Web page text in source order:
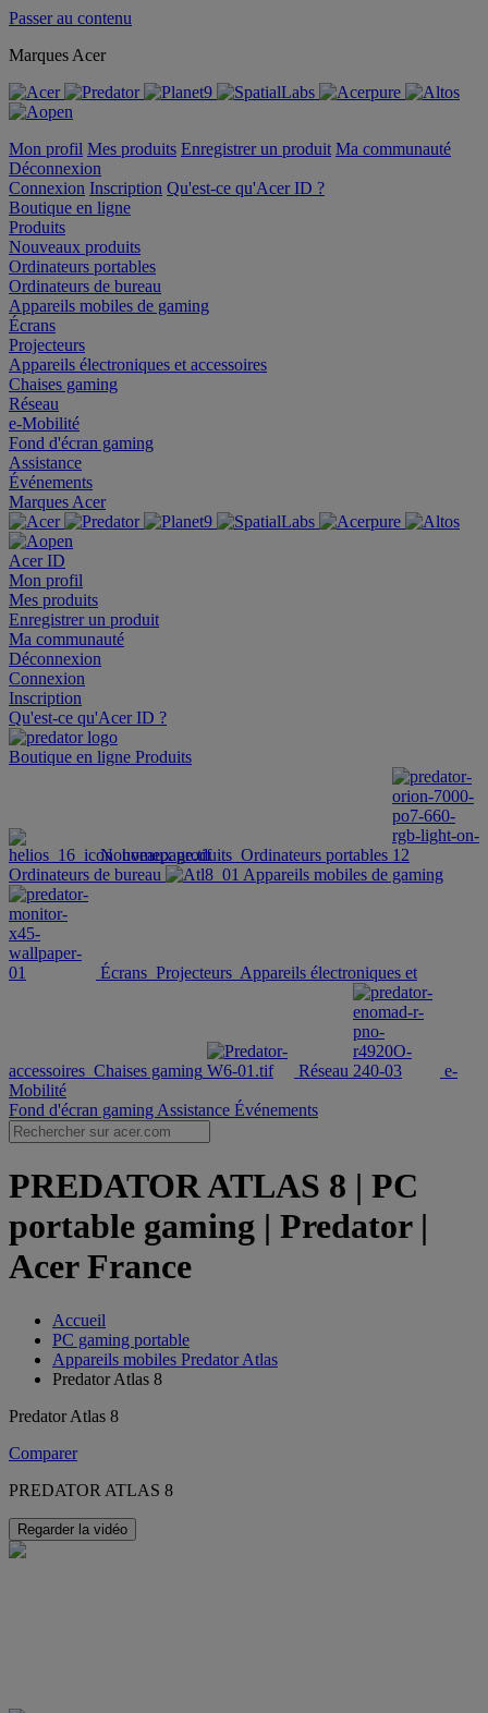
Passer au contenu
Marques Acer
Mon profil Mes produits Enregistrer un produit Ma communauté
Déconnexion
Connexion Inscription Qu'est-ce qu'Acer ID ?
Boutique en ligne
Produits
Nouveaux produits
Ordinateurs portables
Ordinateurs de bureau
Appareils mobiles de gaming
Écrans
Projecteurs
Appareils électroniques et accessoires
Chaises gaming
Réseau
e-Mobilité
Fond d'écran gaming
Assistance
Événements
Marques Acer
Acer ID
Mon profil
Mes produits
Enregistrer un produit
Ma communauté
Déconnexion
Connexion
Inscription
Qu'est-ce qu'Acer ID ?
Boutique en ligne Produits
Nouveaux produits Ordinateurs portables
Ordinateurs de bureau
Appareils mobiles de gaming
Écrans Projecteurs Appareils électroniques et
accessoires Chaises gaming Réseau
e-
Mobilité
Fond d'écran gaming Assistance Événements
PREDATOR ATLAS 8 | PC
portable gaming | Predator |
Acer France
Accueil
PC gaming portable
Appareils mobiles Predator Atlas
Predator Atlas 8
Predator Atlas 8
Comparer
PREDATOR ATLAS 8
Regarder la vidéo